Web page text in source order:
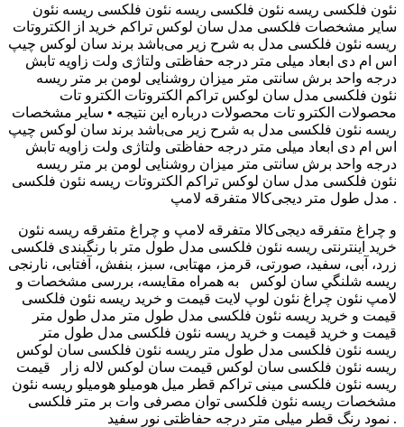
نئون فلکسی ریسه نئون فلکسی ریسه نئون فلکسی ‫ریسه نئون
فلکسی مدل سان لوکس تراکم خرید از الکتروتات‬‎ سایر مشخصات
ریسه نئون فلکسی مدل به شرح زیر می‌باشد برند سان لوکس چیپ
اس ام دی ابعاد میلی متر درجه حفاظتی ولتاژی ولت زاویه تابش
درجه واحد برش سانتی متر میزان روشنایی لومن بر متر ریسه
نئون فلکسی مدل سان لوکس تراکم الکتروتات الکترو تات
محصولات الکترو تات محصولات درباره این نتیجه • سایر مشخصات
ریسه نئون فلکسی مدل به شرح زیر می‌باشد برند سان لوکس چیپ
اس ام دی ابعاد میلی متر درجه حفاظتی ولتاژی ولت زاویه تابش
درجه واحد برش سانتی متر میزان روشنایی لومن بر متر ریسه
نئون فلکسی مدل سان لوکس تراکم الکتروتات ریسه نئون فلکسی
مدل طول متر دیجی‌کالا متفرقه لامپ .
و چراغ متفرقه دیجی‌کالا متفرقه لامپ و چراغ متفرقه ‫ریسه نئون
فلکسی ‬‎ خرید اینترنتی ریسه نئون فلکسی مدل طول متر با رنگبندی
زرد، آبی، سفید، صورتی، قرمز، مهتابی، سبز، بنفش، آفتابی، نارنجی
به همراه مقایسه، بررسی مشخصات و ‎ ريسه شلنگي سان لوكس
لامپ نئون چراغ نئون لوپ لايت ‫قیمت و خرید ریسه نئون فلکسی
مدل طول متر‬‎ قیمت و خرید ریسه نئون فلکسی مدل طول متر
‫قیمت و خرید ریسه نئون فلکسی مدل طول متر‬‎ قیمت و خرید
ریسه نئون فلکسی مدل طول متر ‫ریسه نئون فلکسی سان لوکس
قیمت‬‎ ریسه نئون فلکسی سان لوکس قیمت سان لوکس لاله زار
ریسه نئون فلکسی مینی تراکم قطر میل هومیلو هومیلو ‫ریسه نئون
فلکسی ‬‎ مشخصات ریسه نئون فلکسی توان مصرفی وات بر متر
نمود رنگ قطر میلی متر درجه حفاظتی نور سفید .